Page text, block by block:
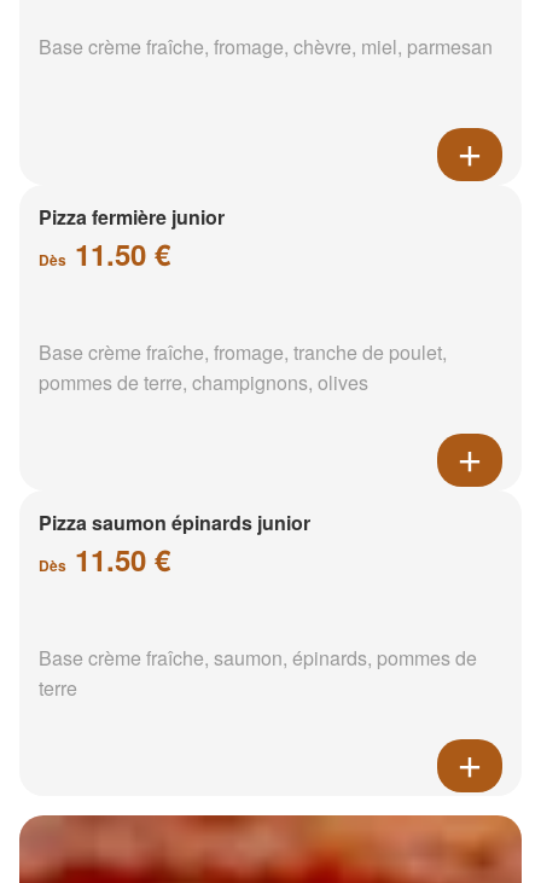
Base crème fraîche, fromage, chèvre, miel, parmesan
Pizza fermière junior
Dès 11.50 €
Base crème fraîche, fromage, tranche de poulet,
pommes de terre, champignons, olives
Pizza saumon épinards junior
Dès 11.50 €
Base crème fraîche, saumon, épinards, pommes de
terre